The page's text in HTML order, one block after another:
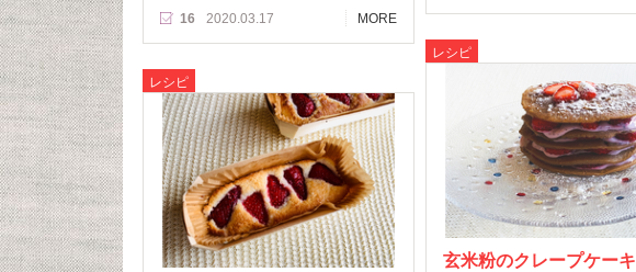
16 2020.03.17 MORE
レシピ
玄米粉のクレープケーキ
レシピ